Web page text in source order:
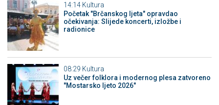
14:14 Kultura
Početak "Brčanskog ljeta" opravdao
očekivanja: Slijede koncerti, izložbe i
radionice
08:29 Kultura
Uz večer folklora i modernog plesa zatvoreno
"Mostarsko ljeto 2026"